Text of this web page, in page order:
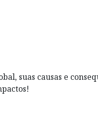
suas causas e